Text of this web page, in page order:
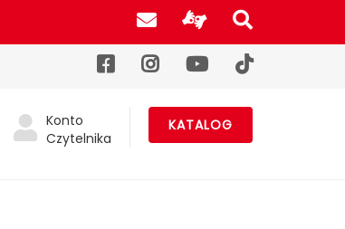
Poczta UJKInformacje
Szukaj
Facebook
Instagram
YouTube
TikTok
Konto
Czytelnika
KATALOG